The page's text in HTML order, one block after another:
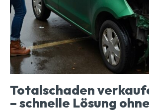
Totalschaden
– schnelle Lösung